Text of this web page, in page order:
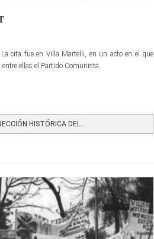
cita fue en Villa Martelli, en un acto en el que
ellas el Partido Comunista.
HISTÓRICA DEL...